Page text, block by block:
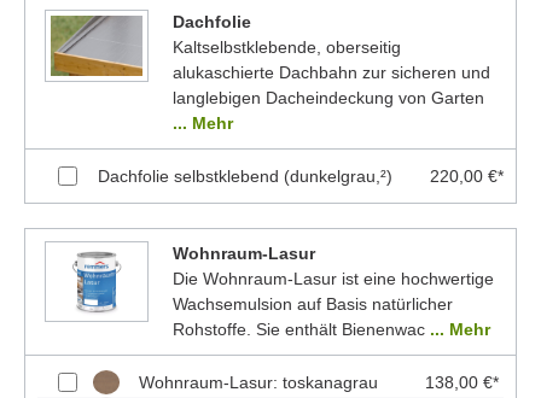
Dachfolie
Kaltselbstklebende, oberseitig
alukaschierte Dachbahn zur sicheren und
langlebigen Dacheindeckung von Garten
... Mehr
Dachfolie selbstklebend (dunkelgrau,²) 220,00 €*
Wohnraum-Lasur
Die Wohnraum-Lasur ist eine hochwertige
Wachsemulsion auf Basis natürlicher
Rohstoffe. Sie enthält Bienenwac ... Mehr
Wohnraum-Lasur: toskanagrau
138,00 €*